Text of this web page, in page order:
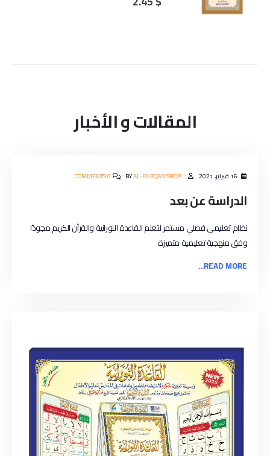
المقالات و الأخبار
16 فبراير، 2021 BYAL-FURQAN SHOP
0 COMMENTS
الدراسة عن بعد
نظام تعليمي فصلي مستمر لتعلم القاعدة النورانية والقرآن الكريم مجودًا
وفق منهجية تعليمية متميزة
READ MORE...